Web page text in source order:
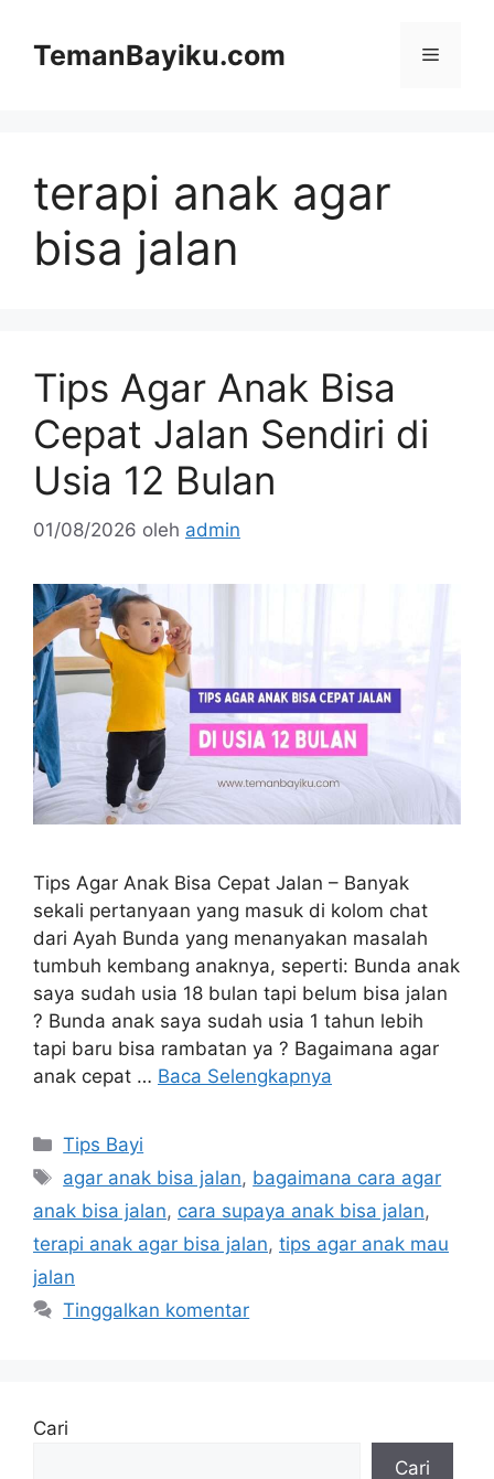
TemanBayiku.com Menu
terapi anak agar
bisa jalan
Tips Agar Anak Bisa
Cepat Jalan Sendiri di
Usia 12 Bulan
01/08/2026 oleh admin
Tips Agar Anak Bisa Cepat Jalan – Banyak
sekali pertanyaan yang masuk di kolom chat
dari Ayah Bunda yang menanyakan masalah
tumbuh kembang anaknya, seperti: Bunda anak
saya sudah usia 18 bulan tapi belum bisa jalan
? Bunda anak saya sudah usia 1 tahun lebih
tapi baru bisa rambatan ya ? Bagaimana agar
anak cepat … Baca Selengkapnya
Kategori
Tips Bayi
Tag
agar anak bisa jalan, bagaimana cara agar
anak bisa jalan, cara supaya anak bisa jalan,
terapi anak agar bisa jalan, tips agar anak mau
jalan
Tinggalkan komentar
Cari
Cari